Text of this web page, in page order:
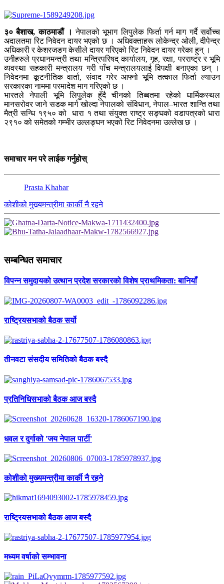
३० बैशाख, काठमाडौं ।नेपालको भूभाग लिपुलेक फिर्ता गर्न माग गर्दै सर्वोच्च
अदालतमा रिट निवेदन दायर भएको छ । अधिवक्ताहरू लोकेन्द्र ओली, दीपेन्द्र
अधिकारी र केशरजङग केसीले दायर गरिएको रिट निवेदन दायर गरेका हु्न् ।
उनीहरुले प्रधानमन्त्री तथा मन्त्रिपरिषद् कार्यालय, गृह, रक्षा, परराष्ट्र र भूमि
व्यवस्था सहकारी मन्त्रालय गरी पाँच मन्त्रालयलाई विपक्षी बनाएका छन् ।
निवेदनमा कूटनीतिक वार्ता, संवाद गरेर आफ्नो भूमि तत्काल फिर्ता ल्याउन
सरकारका नाममा परमादेश माग गरिएको छ ।
भारतले नेपाली भूमि लिपुलेक हुँदै चीनको तिब्बतमा रहेको धार्मिकस्थल
मानसरोवर जाने सडक मार्ग खोल्दा नेपालको संविधान, नेपाल–भारत शान्ति तथा
मैत्री सन्धि १९५० को धारा १ तथा संयुक्त राष्ट्र सङ्घको वडापत्रको धारा
२९१० को समेतको गम्भीर उल्लङ्घन भएको रिट निवेदनमा उल्लेख छ ।
समाचार मन परे लाईक गर्नुहोस्
Prasta Khabar
कोशीको मुख्यमन्त्रीमा कार्की नै रहने
सम्बन्धित समाचार
विपन्न समुदायको उत्थान प्रदेश सरकारको विशेष प्राथमिकता: बानियाँ
राष्ट्रियसभाको बैठक सर्यो
तीनवटा संसदीय समितिको बैठक बस्दै
प्रतिनिधिसभाको बैठक आज बस्दै
धवल र दुर्गाको 'जय नेपाल पार्टी'
कोशीको मुख्यमन्त्रीमा कार्की नै रहने
राष्ट्रियसभाको बैठक आज बस्दै
मध्यम वर्षाको सम्भावना